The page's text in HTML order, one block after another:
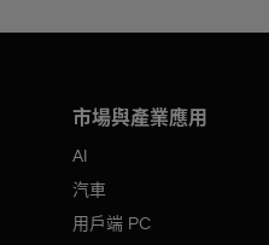
市場與產業應用
AI
汽車
用戶端 PC